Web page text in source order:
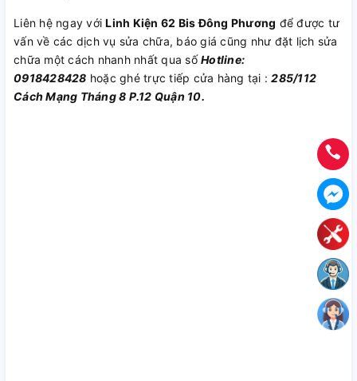
Liên hệ ngay vớiLinh Kiện 62 Bis Đông Phương để được tư
vấn về các dịch vụ sửa chữa, báo giá cũng như đặt lịch sửa
chữa một cách nhanh nhất qua sốHotline:
0918428428 hoặc ghé trực tiếp cửa hàng tại :285/112
Cách Mạng Tháng 8 P.12 Quận 10.